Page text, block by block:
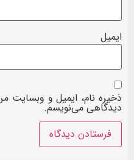
ایمیل
ذخیره نام، ایمیل و وبسایت
دیدگاهی می‌نویسم.